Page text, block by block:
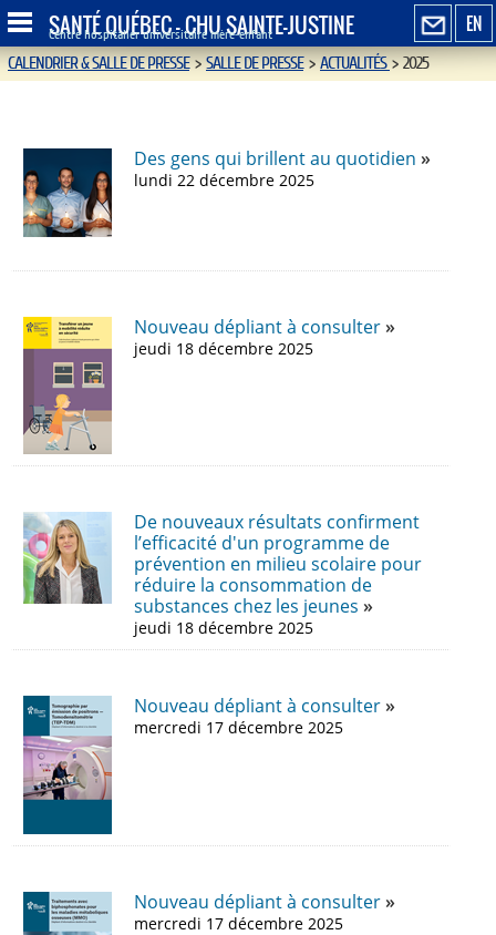
EN
SANTÉ QUÉBEC - CHU SAINTE-JUSTINE
Centre hospitalier universitaire mère-enfant
CALENDRIER & SALLE DE PRESSE>SALLE DE PRESSE>ACTUALITÉS>2025
Des gens qui brillent au quotidien
lundi 22 décembre 2025
Nouveau dépliant à consulter
jeudi 18 décembre 2025
De nouveaux résultats confirment
l’efficacité d'un programme de
prévention en milieu scolaire pour
réduire la consommation de
substances chez les jeunes
jeudi 18 décembre 2025
Nouveau dépliant à consulter
mercredi 17 décembre 2025
Nouveau dépliant à consulter
mercredi 17 décembre 2025